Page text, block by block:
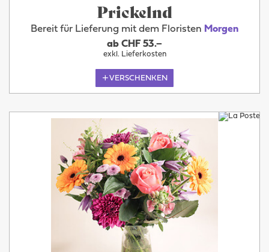
Prickelnd
Bereit für Lieferung mit dem Floristen Morgen
ab CHF 53.–
exkl. Lieferkosten
VERSCHENKEN